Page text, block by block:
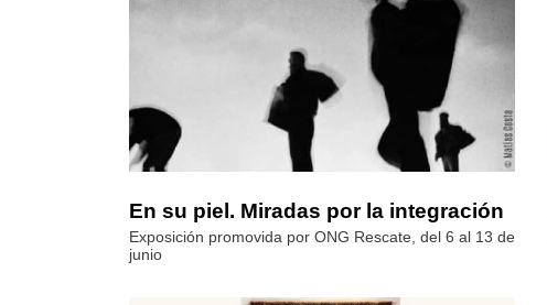
En su piel. Miradas por la integración
Exposición promovida por ONG Rescate, del 6 al 13 de
junio